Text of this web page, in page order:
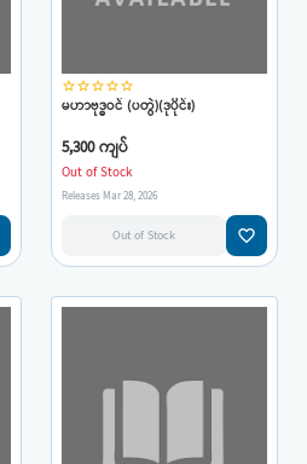
star_borderstar_borderstar_borderstar_borderstar_border
မဟာဗုဒ္ဓဝင် (ပတွဲ)(ဒုပိုင်း)
5,300 ကျပ်
Out of Stock
Releases Mar 28, 2026
Out of Stock favorite_border